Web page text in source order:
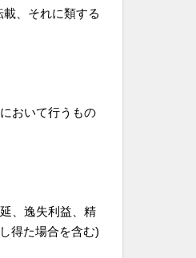
、それに類する
おいて行うもの
、逸失利益、精
得た場合を含む)